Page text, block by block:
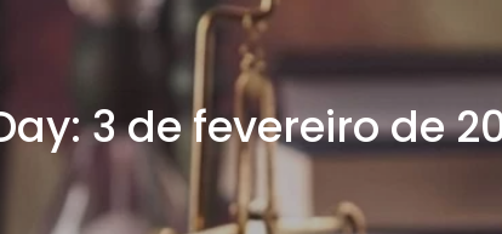
3 de fevereiro de